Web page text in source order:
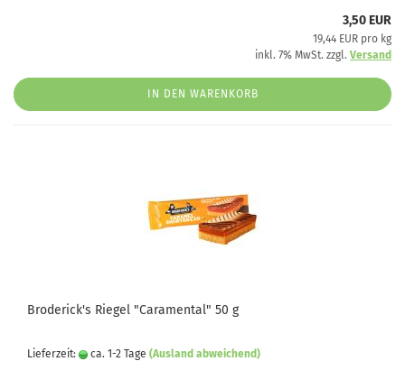
3,50 EUR
19,44 EUR pro kg
inkl. 7% MwSt. zzgl. Versand
IN DEN WARENKORB
Broderick's Riegel "Caramental" 50 g
Lieferzeit: ca. 1-2 Tage (Ausland abweichend)